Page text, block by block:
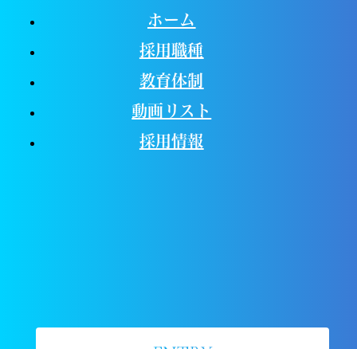
ホーム
採用職種
教育体制
動画リスト
採用情報